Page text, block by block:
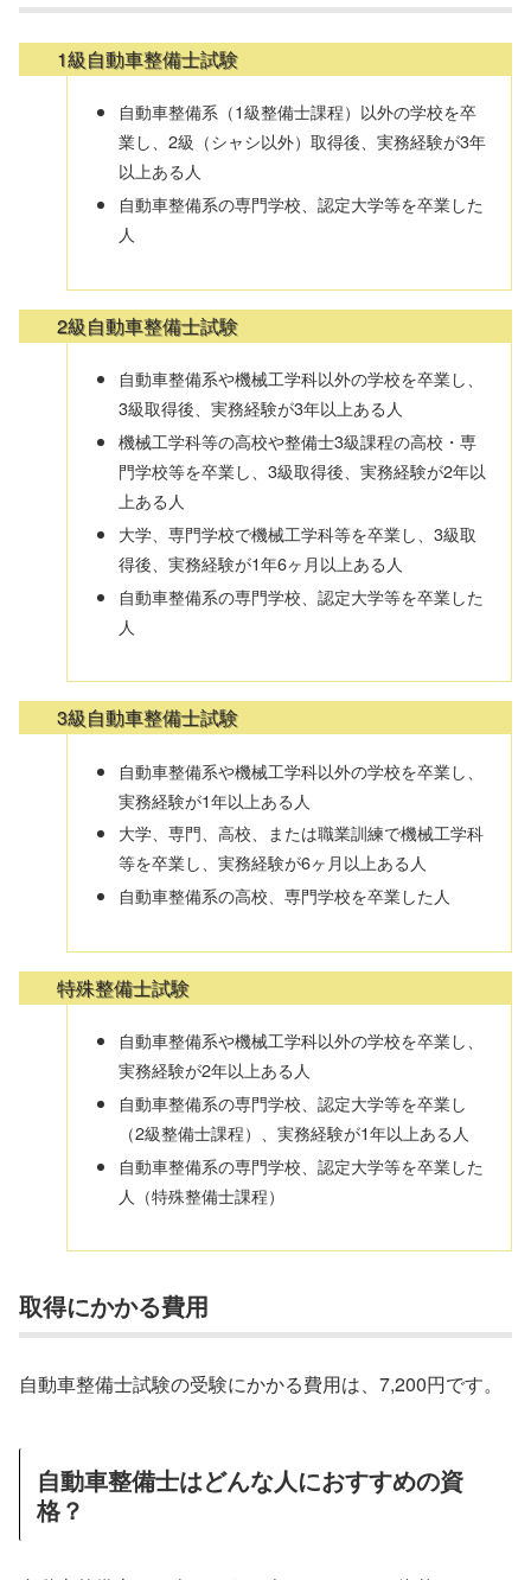
1級自動車整備士試験
自動車整備系（1級整備士課程）以外の学校を卒
業し、2級（シャシ以外）取得後、実務経験が3年
以上ある人
自動車整備系の専門学校、認定大学等を卒業した
人
2級自動車整備士試験
自動車整備系や機械工学科以外の学校を卒業し、
3級取得後、実務経験が3年以上ある人
機械工学科等の高校や整備士3級課程の高校・専
門学校等を卒業し、3級取得後、実務経験が2年以
上ある人
大学、専門学校で機械工学科等を卒業し、3級取
得後、実務経験が1年6ヶ月以上ある人
自動車整備系の専門学校、認定大学等を卒業した
人
3級自動車整備士試験
自動車整備系や機械工学科以外の学校を卒業し、
実務経験が1年以上ある人
大学、専門、高校、または職業訓練で機械工学科
等を卒業し、実務経験が6ヶ月以上ある人
自動車整備系の高校、専門学校を卒業した人
特殊整備士試験
自動車整備系や機械工学科以外の学校を卒業し、
実務経験が2年以上ある人
自動車整備系の専門学校、認定大学等を卒業し
（2級整備士課程）、実務経験が1年以上ある人
自動車整備系の専門学校、認定大学等を卒業した
人（特殊整備士課程）
取得にかかる費用
自動車整備士試験の受験にかかる費用は、7,200円です。
自動車整備士はどんな人におすすめの資
格？